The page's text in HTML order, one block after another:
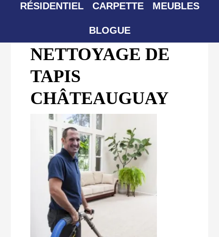
RÉSIDENTIEL CARPETTE MEUBLES
BLOGUE
NETTOYAGE DE
TAPIS
CHÂTEAUGUAY